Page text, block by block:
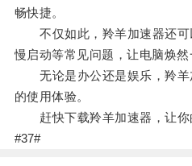
畅快捷。
不仅如此，羚羊加速器还可
慢启动等常见问题，让电脑焕然
无论是办公还是娱乐，羚羊
的使用体验。
赶快下载羚羊加速器，让你
#37#